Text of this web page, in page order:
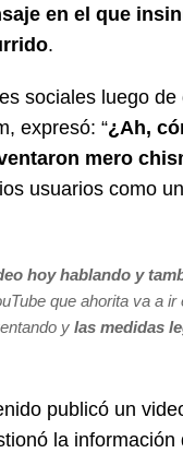
en el que
.
sociales luego
expresó: “¿Ah,
mero
usuarios como
hoy hablando y
que ahorita va a
y las medidas
publicó un
la información